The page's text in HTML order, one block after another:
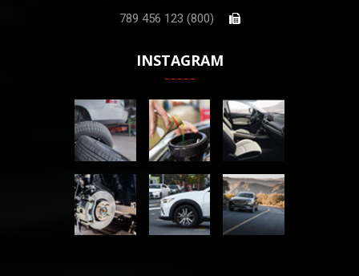
(800) 123 456 789
INSTAGRAM